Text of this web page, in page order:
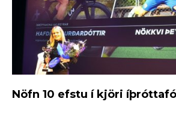
Nöfn 10 efstu í kjöri